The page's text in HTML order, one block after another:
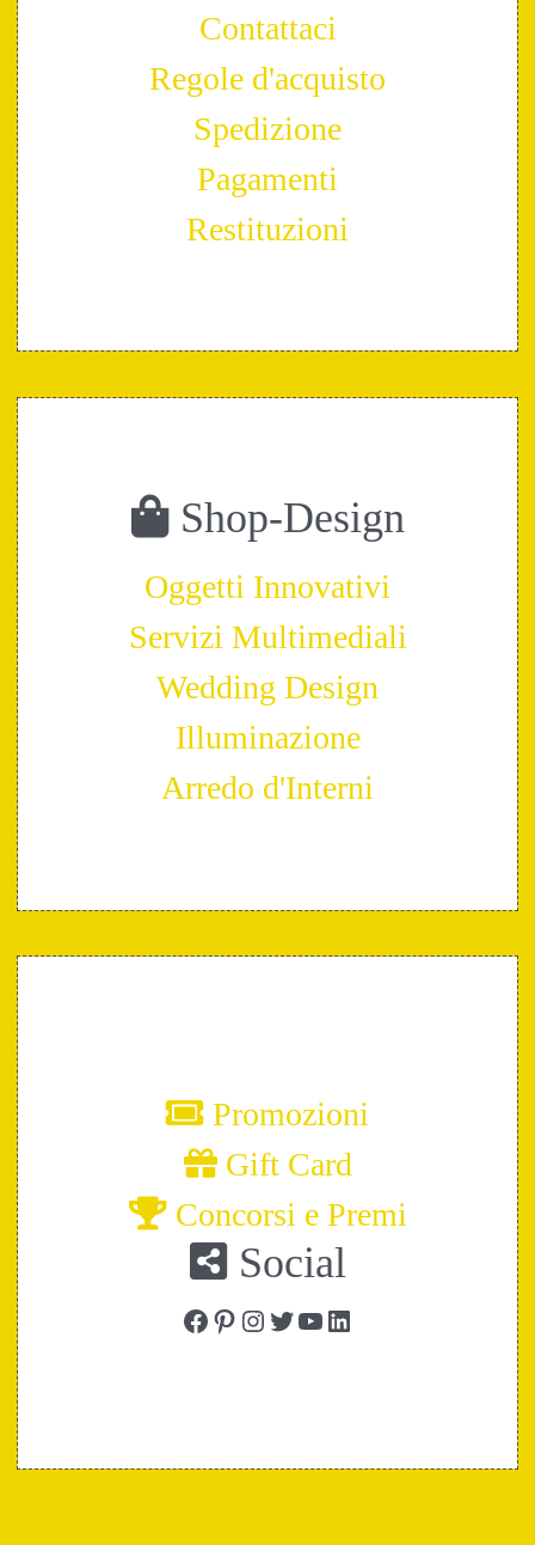
Contattaci
Regole d'acquisto
Spedizione
Pagamenti
Restituzioni
Shop-Design
Oggetti Innovativi
Servizi Multimediali
Wedding Design
Illuminazione
Arredo d'Interni
Promozioni
Gift Card
Concorsi e Premi
Social
Facebook
Pinterest
Instagram
Twitter
YouTube
LinkedIn